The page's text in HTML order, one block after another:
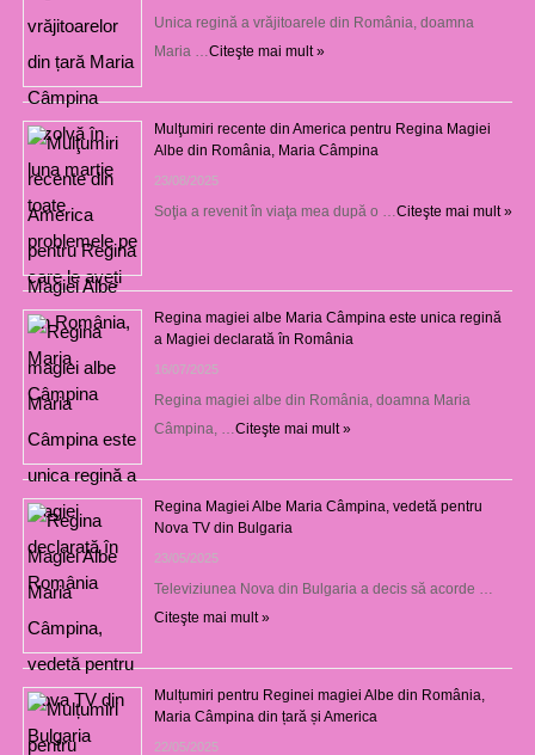
Unica regină a vrăjitoarele din România, doamna
Maria … Citeşte mai mult »
Mulţumiri recente din America pentru Regina Magiei
Albe din România, Maria Câmpina
23/08/2025
Soţia a revenit în viaţa mea după o … Citeşte mai mult »
Regina magiei albe Maria Câmpina este unica regină
a Magiei declarată în România
16/07/2025
Regina magiei albe din România, doamna Maria
Câmpina, … Citeşte mai mult »
Regina Magiei Albe Maria Câmpina, vedetă pentru
Nova TV din Bulgaria
23/05/2025
Televiziunea Nova din Bulgaria a decis să acorde …
Citeşte mai mult »
Mulțumiri pentru Reginei magiei Albe din România,
Maria Câmpina din țară și America
22/05/2025